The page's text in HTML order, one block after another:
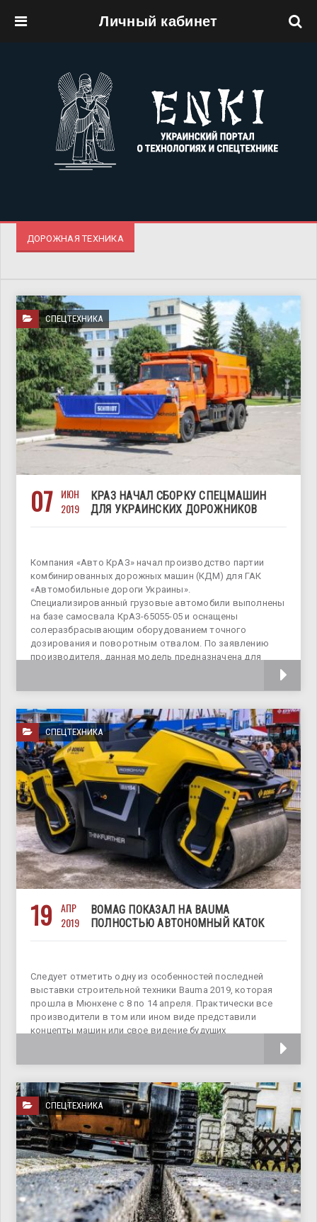
Личный кабинет
ДОРОЖНАЯ ТЕХНИКА
СПЕЦТЕХНИКА
07
ИЮН
2019
КРАЗ НАЧАЛ СБОРКУ СПЕЦМАШИН
ДЛЯ УКРАИНСКИХ ДОРОЖНИКОВ
Компания «Авто КрАЗ» начал производство партии
комбинированных дорожных машин (КДМ) для ГАК
«Автомобильные дороги Украины».
Специализированный грузовые автомобили выполнены
на базе самосвала КрАЗ-65055-05 и оснащены
солеразбрасывающим оборудованием точного
дозирования и поворотным отвалом. По заявлению
производителя, данная модель предназначена для
СПЕЦТЕХНИКА
19
АПР
2019
BOMAG ПОКАЗАЛ НА BAUMA
ПОЛНОСТЬЮ АВТОНОМНЫЙ КАТОК
Следует отметить одну из особенностей последней
выставки строительной техники Bauma 2019, которая
прошла в Мюнхене с 8 по 14 апреля. Практически все
производители в том или ином виде представили
концепты машин или свое видение будущих
СПЕЦТЕХНИКА